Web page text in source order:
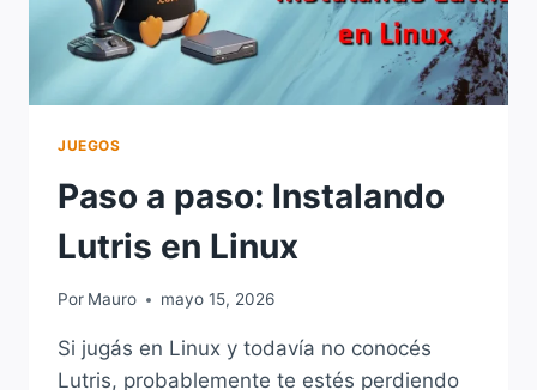
JUEGOS
Paso a paso: Instalando
Lutris en Linux
Por Mauro mayo 15, 2026
Si jugás en Linux y todavía no conocés
Lutris, probablemente te estés perdiendo